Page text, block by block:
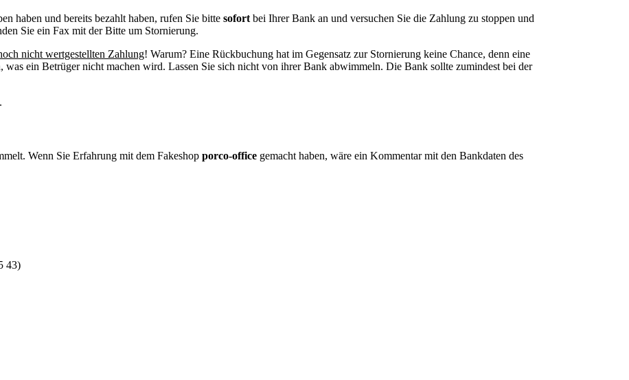
haben und bereits bezahlt haben, rufen Sie bitte sofort bei Ihrer Bank an und versuchen Sie die Zahlung zu stoppen und
Sie ein Fax mit der Bitte um Stornierung.
nicht wertgestellten Zahlung! Warum? Eine Rückbuchung hat im Gegensatz zur Stornierung keine Chance, denn eine
ein Betrüger nicht machen wird. Lassen Sie sich nicht von ihrer Bank abwimmeln. Die Bank sollte zumindest bei der
Wenn Sie Erfahrung mit dem Fakeshop porco-office gemacht haben, wäre ein Kommentar mit den Bankdaten des
43)